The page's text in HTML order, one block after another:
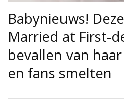
Babynieuws!
Married at First-
bevallen van
en fans smelten